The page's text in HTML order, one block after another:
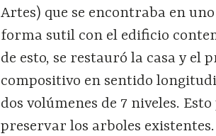
Artes) que se encontraba en
forma sutil con el edificio
de esto, se restauró la casa y el
compositivo en sentido
dos volúmenes de 7 niveles.
preservar los arboles